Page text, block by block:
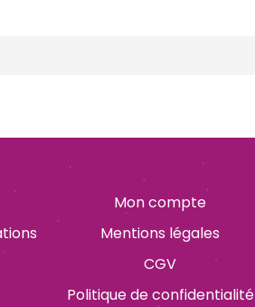
Mon compte
Mentions légales
CGV
Politique de confidentialité